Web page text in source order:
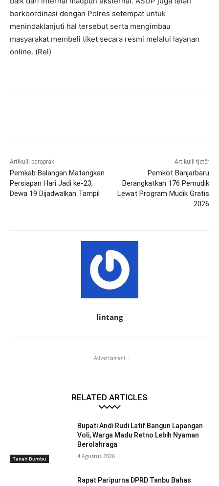
berkoordinasi dengan Polres setempat untuk
menindaklanjuti hal tersebut serta mengimbau
masyarakat membeli tiket secara resmi melalui layanan
online. (Rel)
Artikulli paraprak
Pemkab Balangan Matangkan
Persiapan Hari Jadi ke-23,
Dewa 19 Dijadwalkan Tampil
Artikulli tjetër
Pemkot Banjarbaru
Berangkatkan 176 Pemudik
Lewat Program Mudik Gratis
2026
lintang
- Advertisment -
RELATED ARTICLES
Tanah Bumbu
Bupati Andi Rudi Latif Bangun Lapangan
Voli, Warga Madu Retno Lebih Nyaman
Berolahraga
4 Agustus 2026
Rapat Paripurna DPRD Tanbu Bahas